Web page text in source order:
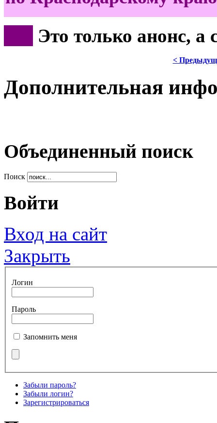
Это только анонс,
<
Дополнительная
Объединенный поиск
Поиск
Войти
Вход на сайт
Закрыть
Логин
Пароль
Запомнить меня
Забыли пароль?
Забыли логин?
Зарегистрироваться